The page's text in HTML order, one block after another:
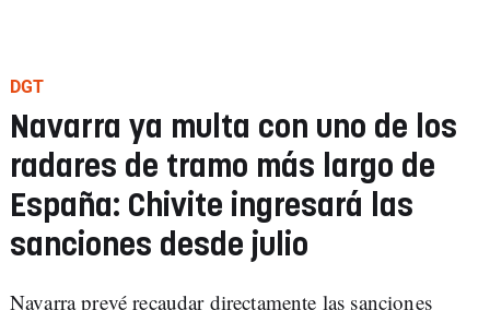
DGT
Navarra ya multa con uno de los
radares de tramo más largo de
España: Chivite ingresará las
sanciones desde julio
Navarra prevé recaudar directamente las sanciones